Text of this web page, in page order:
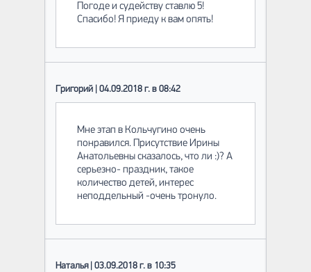
Погоде и судейству ставлю 5!
Спасибо! Я приеду к вам опять!
Григорий | 04.09.2018 г. в 08:42
Мне этап в Кольчугино очень
понравился. Присутствие Ирины
Анатольевны сказалось, что ли :)? А
серьезно- праздник, такое
количество детей, интерес
неподдельный -очень тронуло.
Наталья | 03.09.2018 г. в 10:35